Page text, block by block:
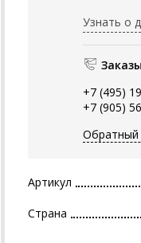
Узнать о
+7 (495)
+7 (905)
Обратный
Артикул
Страна